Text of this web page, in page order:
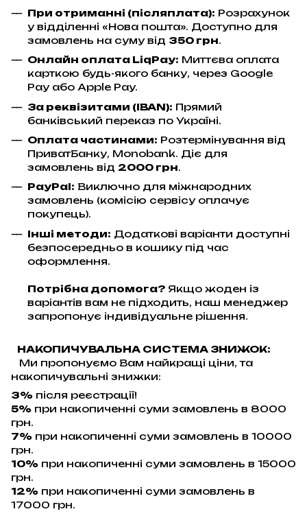
При отриманні (післяплата): Розрахунок
у відділенні «Нова пошта». Доступно для
замовлень на суму від 350 грн.
Онлайн оплата LiqPay: Миттєва оплата
карткою будь-якого банку, через Google
Pay або Apple Pay.
За реквізитами (IBAN): Прямий
банківський переказ по Україні.
Оплата частинами: Розтермінування від
ПриватБанку, Monobank. Діє для
замовлень від 2000 грн.
PayPal: Виключно для міжнародних
замовлень (комісію сервісу оплачує
покупець).
Інші методи: Додаткові варіанти доступні
безпосередньо в кошику під час
оформлення.
Потрібна допомога? Якщо жоден із
варіантів вам не підходить, наш менеджер
запропонує індивідуальне рішення.
НАКОПИЧУВАЛЬНА СИСТЕМА ЗНИЖОК:
Ми пропонуємо Вам найкращі ціни, та
накопичувальні знижки:
3% після реєстрації!
5% при накопиченні суми замовлень в 8000
грн.
7% при накопиченні суми замовлень в 10000
грн.
10% при накопиченні суми замовлень в 15000
грн.
12% при накопиченні суми замовлень в
17000 грн.